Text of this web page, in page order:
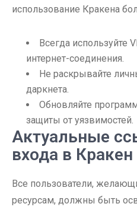
использование Кракена
Всегда используйте
интернет-соединения.
Не раскрывайте
даркнета.
Обновляйте
защиты от уязвимостей.
Актуальные
входа в Кракен
Все пользователи,
ресурсам, должны быть